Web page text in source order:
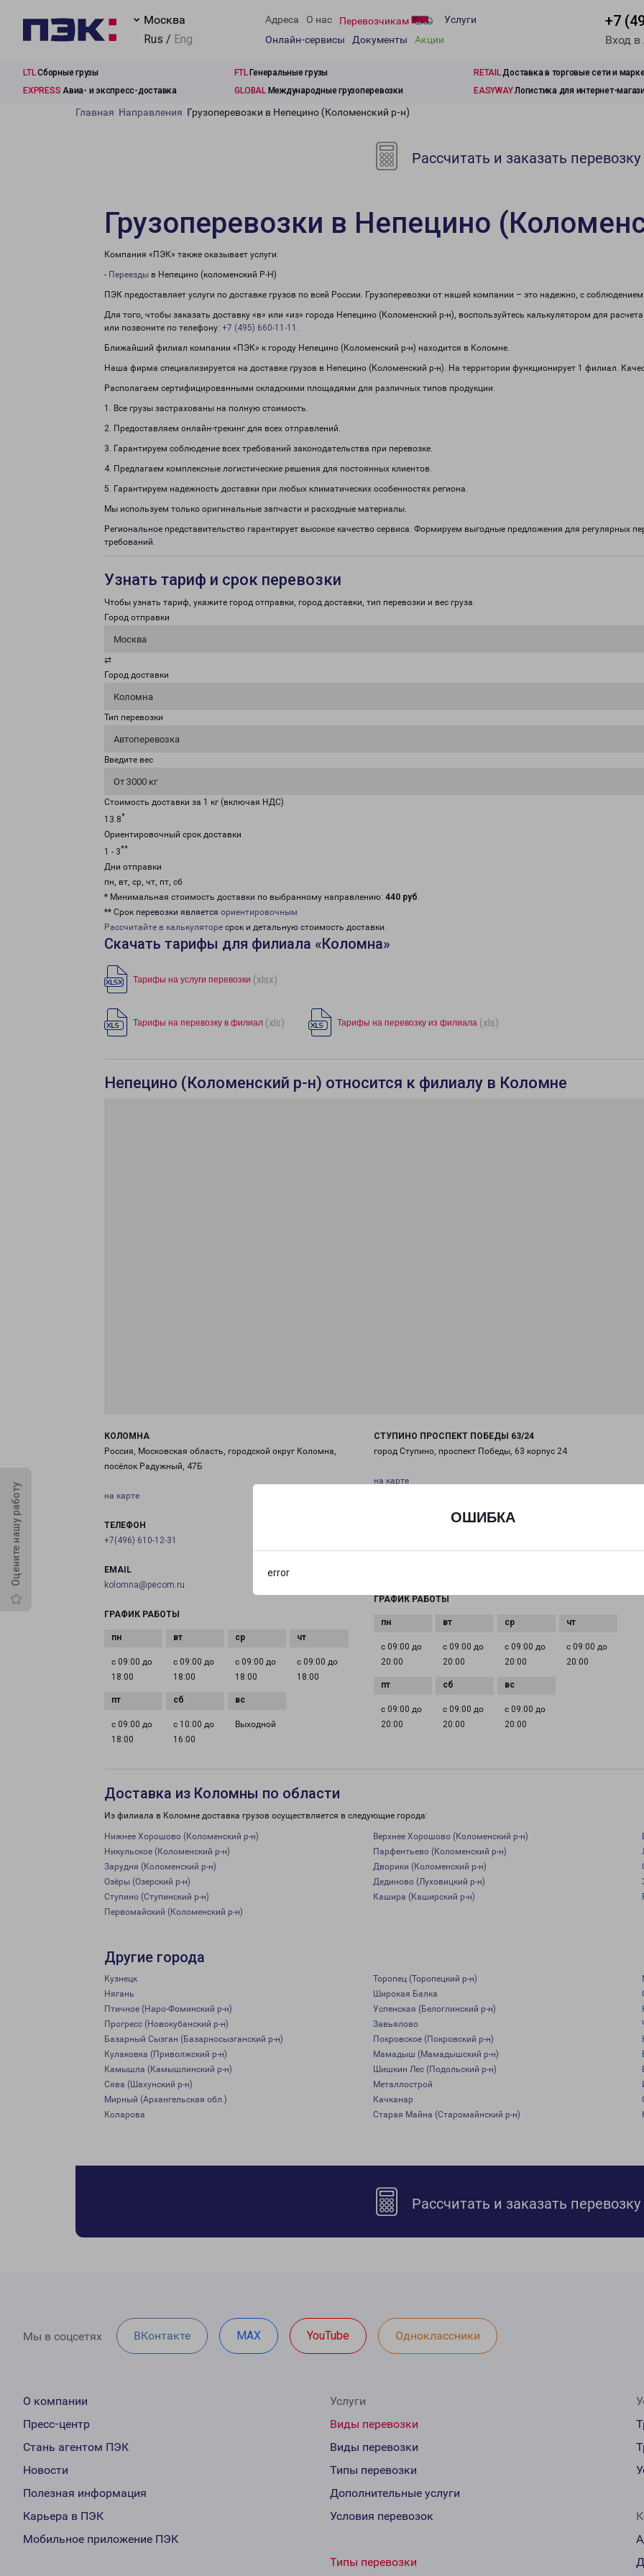
ОШИБКА
error
Москва
Rus / Eng
Адреса О нас Перевозчикам
Услуги
Онлайн-сервисы
Документы Акции
+7
Вход
LTLСборные грузы FTLГенеральные грузы RETAILДоставка в торговые сети и
EXPRESS Авиа- и экспресс-доставка GLOBALМеждународные грузоперевозки EASYWAYЛогистика для интернет-
Оцените нашу работу
Главная Направления Грузоперевозки в Непецино (Коломенский р-н)
Рассчитать и заказать перевозку
Грузоперевозки в Непецино
Компания «ПЭК» также оказывает услуги:
- Переезды в Непецино (коломенский Р-Н)
ПЭК предоставляет услуги по доставке грузов по всей России. Грузоперевозки от нашей компании – это надежно, с
Для того, чтобы заказать доставку «в» или «из» города Непецино (Коломенский р-н), воспользуйтесь калькулятором для
или позвоните по телефону: +7 (495) 660-11-11 .
Ближайший филиал компании «ПЭК» к городу Непецино (Коломенский р-н) находится в Коломне.
Наша фирма специализируется на доставке грузов в Непецино (Коломенский р-н). На территории функционирует 1 филиал.
Располагаем сертифицированными складскими площадями для различных типов продукции.
1. Все грузы застрахованы на полную стоимость.
2. Предоставляем онлайн-трекинг для всех отправлений.
3. Гарантируем соблюдение всех требований законодательства при перевозке.
4. Предлагаем комплексные логистические решения для постоянных клиентов.
5. Гарантируем надежность доставки при любых климатических особенностях региона.
Мы используем только оригинальные запчасти и расходные материалы.
Региональное представительство гарантирует высокое качество сервиса. Формируем выгодные предложения для
требований.
Узнать тариф и срок перевозки
Чтобы узнать тариф, укажите город отправки, город доставки, тип перевозки и вес груза.
Город отправки
Москва
⇄
Город доставки
Коломна
Тип перевозки
Автоперевозка
Введите вес
От 3000 кг
Стоимость доставки за 1 кг (включая НДС)
13.8*
Ориентировочный срок доставки
1 - 3**
Дни отправки
пн, вт, ср, чт, пт, сб
* Минимальная стоимость доставки по выбранному направлению: 440 руб.
** Срок перевозки является ориентировочным
Рассчитайте в калькуляторе срок и детальную стоимость доставки.
Скачать тарифы для филиала «Коломна»
Тарифы на услуги перевозки (xlsx)
Тарифы на перевозку в филиал (xls) Тарифы на перевозку из филиала (xls)
Непецино (Коломенский р-н) относится к филиалу в Коломне
КОЛОМНА
Россия, Московская область, городской округ Коломна,
посёлок Радужный, 47Б
на карте
ТЕЛЕФОН
+7(496) 610-12-31
EMAIL
kolomna@pecom.ru
ГРАФИК РАБОТЫ
с 09:00 до
18:00
с 09:00 до
18:00
с 09:00 до
18:00
с 09:00 до
18:00
с 09:00 до
18:00
с 10:00 до
16:00
Выходной
СТУПИНО ПРОСПЕКТ ПОБЕДЫ 63/24
город Ступино, проспект Победы, 63 корпус 24
на карте
ГРАФИК РАБОТЫ
с 09:00 до
20:00
с 09:00 до
20:00
с 09:00 до
20:00
с 09:00 до
20:00
с 09:00 до
20:00
с 09:00 до
20:00
с 09:00 до
20:00
Доставка из Коломны по области
Из филиала в Коломне доставка грузов осуществляется в следующие города:
Нижнее Хорошово (Коломенский р-н) Верхнее Хорошово (Коломенский р-н)
Никульское (Коломенский р-н)
Парфентьево (Коломенский р-н)
Зарудня (Коломенский р-н)
Дворики (Коломенский р-н)
Озёры (Озерский р-н)
Дединово (Луховицкий р-н)
Ступино (Ступинский р-н)
Кашира (Каширский р-н)
Первомайский (Коломенский р-н)
Другие города
Кузнецк Торопец (Торопецкий р-н)
Нягань
Широкая Балка
Птичное (Наро-Фоминский р-н)
Успенская (Белоглинский р-н)
Прогресс (Новокубанский р-н)
Завьялово
Базарный Сызган (Базарносызганский р-н)
Покровское (Покровский р-н)
Кулаковка (Приволжский р-н)
Мамадыш (Мамадышский р-н)
Камышла (Камышлинский р-н)
Шишкин Лес (Подольский р-н)
Сява (Шахунский р-н)
Металлострой
Мирный (Архангельская обл.)
Качканар
Коларова
Старая Майна (Старомайнский р-н)
Рассчитать и заказать перевозку
Мы в соцсетях ВКонтакте MAX YouTube Одноклассники
О компании
Пресс-центр
Стань агентом ПЭК
Новости
Полезная информация
Карьера в ПЭК
Мобильное приложение ПЭК
Услуги
Виды перевозки
Виды перевозки
Типы перевозки
Дополнительные услуги
Условия перевозок
Типы перевозки